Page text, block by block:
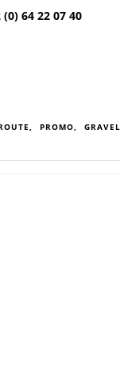
(0) 64 22 07 40
PROMO
GRAVEL